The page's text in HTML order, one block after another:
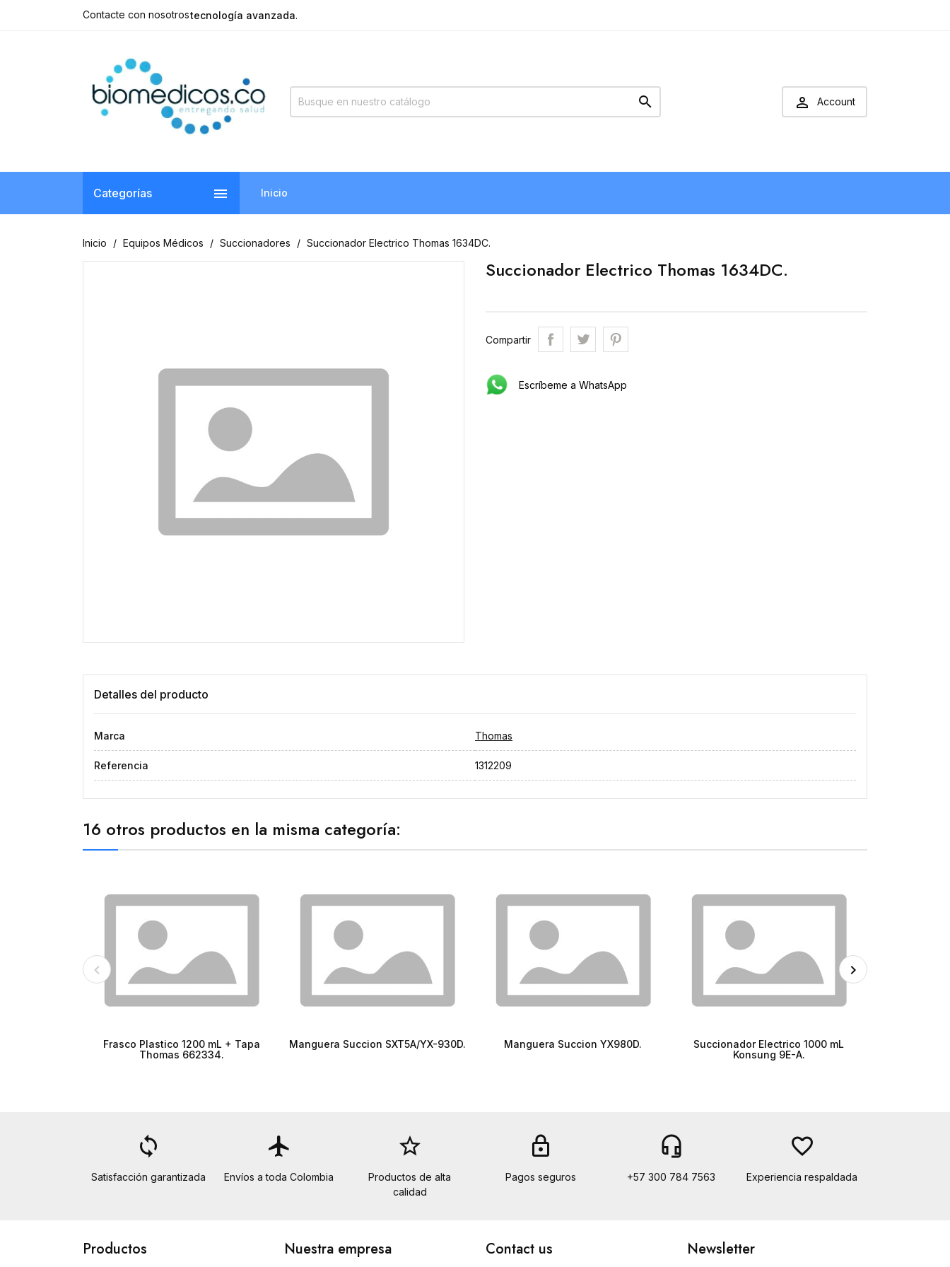
Contacte con nosotrostecnología avanzada.
  Account
Categorías  Inicio
Inicio Equipos Médicos Succionadores Succionador Electrico Thomas 1634DC.
Succionador Electrico Thomas 1634DC.
Compartir
Escríbeme a WhatsApp
Detalles del producto
Marca Thomas
Referencia 1312209
16 otros productos en la misma categoría:
Frasco Plastico 1200 mL + Tapa
Thomas 662334.
Manguera Succion SXT5A/YX-930D. Manguera Succion YX980D.
Succionador Electrico 1000 mL
Konsung 9E-A.
loop
Satisfacción garantizada
flight
Envíos a toda Colombia
star_border
Productos de alta
calidad
lock
Pagos seguros
headset_mic
+57 300 784 7563
favorite_border
Experiencia respaldada
Productos Nuestra empresa Contact us Newsletter